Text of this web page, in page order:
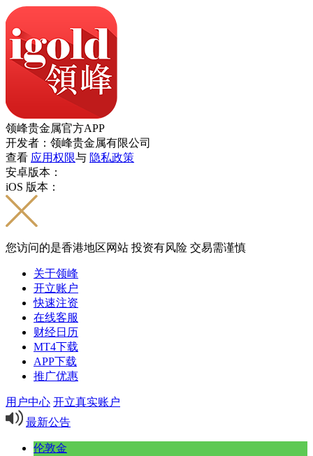
领峰贵金属官方APP
开发者：领峰贵金属有限公司
查看 应用权限与 隐私政策
安卓版本：
iOS 版本：
您访问的是香港地区网站 投资有风险 交易需谨慎
关于领峰
开立账户
快速注资
在线客服
财经日历
MT4下载
APP下载
推广优惠
用户中心 开立真实账户
最新公告
伦敦金